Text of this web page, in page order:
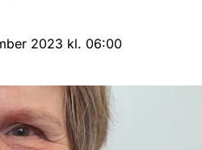
2023 kl. 06:00